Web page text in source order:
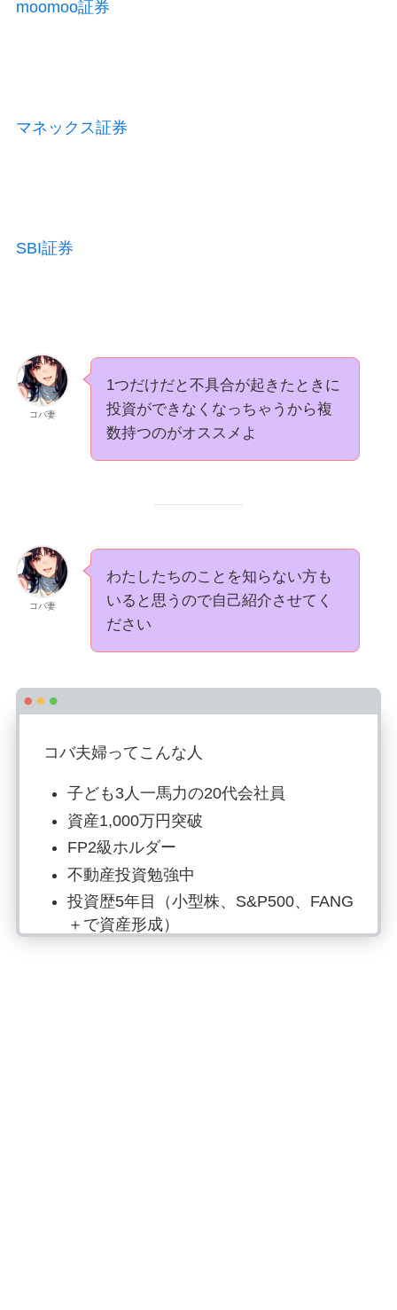
moomoo証券
マネックス証券
SBI証券
コバ妻
1つだけだと不具合が起きたときに
投資ができなくなっちゃうから複
数持つのがオススメよ
コバ妻
わたしたちのことを知らない方も
いると思うので自己紹介させてく
ださい
コバ夫婦ってこんな人
子ども3人一馬力の20代会社員
資産1,000万円突破
FP2級ホルダー
不動産投資勉強中
投資歴5年目（小型株、S&P500、FANG
＋で資産形成）